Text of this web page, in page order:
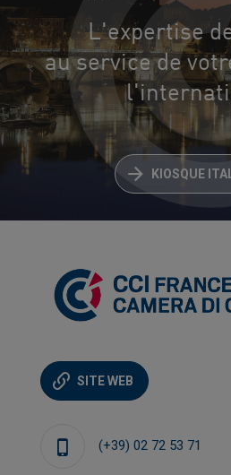
L'expertise
au service de
KIOSQUE
SITE WEB
(+39) 02 72 53 71